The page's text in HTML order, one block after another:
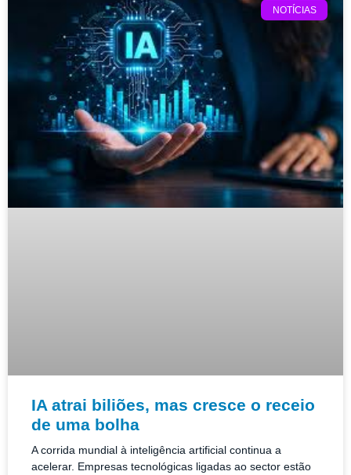
NOTÍCIAS
IA atrai biliões, mas cresce o receio
de uma bolha
A corrida mundial à inteligência artificial continua a
acelerar. Empresas tecnológicas ligadas ao sector estão